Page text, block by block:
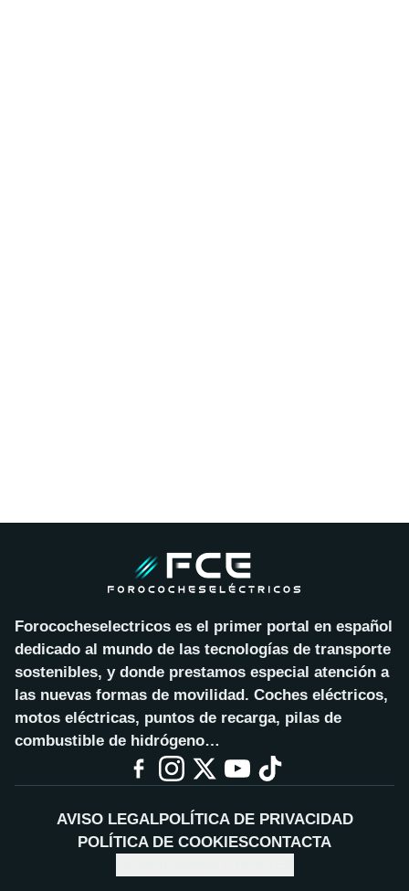
Forococheselectricos es el primer portal en español
dedicado al mundo de las tecnologías de transporte
sostenibles, y donde prestamos especial atención a
las nuevas formas de movilidad. Coches eléctricos,
motos eléctricas, puntos de recarga, pilas de
combustible de hidrógeno…
AVISO LEGALPOLÍTICA DE PRIVACIDAD
POLÍTICA DE COOKIESCONTACTA